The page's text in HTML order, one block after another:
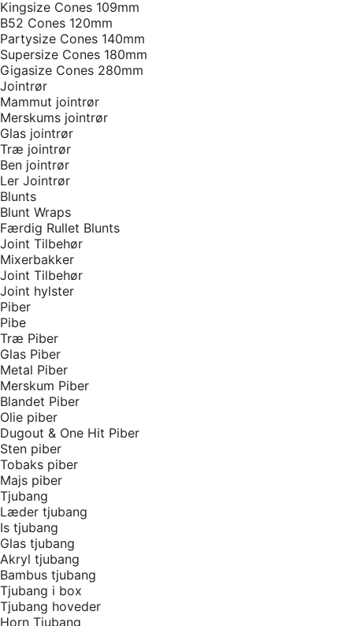
Kingsize Cones 109mm
B52 Cones 120mm
Partysize Cones 140mm
Supersize Cones 180mm
Gigasize Cones 280mm
Jointrør
Mammut jointrør
Merskums jointrør
Glas jointrør
Træ jointrør
Ben jointrør
Ler Jointrør
Blunts
Blunt Wraps
Færdig Rullet Blunts
Joint Tilbehør
Mixerbakker
Joint Tilbehør
Joint hylster
Piber
Pibe
Træ Piber
Glas Piber
Metal Piber
Merskum Piber
Blandet Piber
Olie piber
Dugout & One Hit Piber
Sten piber
Tobaks piber
Majs piber
Tjubang
Læder tjubang
Is tjubang
Glas tjubang
Akryl tjubang
Bambus tjubang
Tjubang i box
Tjubang hoveder
Horn Tjubang